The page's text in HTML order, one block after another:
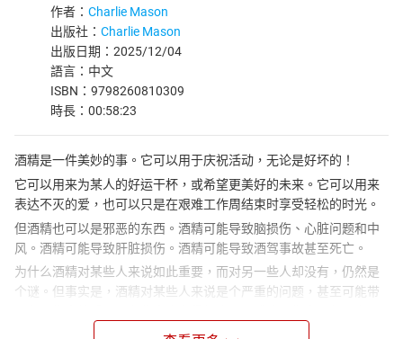
作者： Charlie Mason
出版社： Charlie Mason
出版日期：2025/12/04
語言：中文
ISBN：9798260810309
時長：00:58:23
酒精是一件美妙的事。它可以用于庆祝活动，无论是好坏的！
它可以用来为某人的好运干杯，或希望更美好的未来。它可以用来
表达不灭的爱，也可以只是在艰难工作周结束时享受轻松的时光。
但酒精也可以是邪恶的东西。酒精可能导致脑损伤、心脏问题和中
风。酒精可能导致肝脏损伤。酒精可能导致酒驾事故甚至死亡。
为什么酒精对某些人来说如此重要，而对另一些人却没有，仍然是
个谜。但事实是，酒精对某些人来说是个严重的问题，甚至可能带
庭、朋友——一切。但他们依然继续喝酒。